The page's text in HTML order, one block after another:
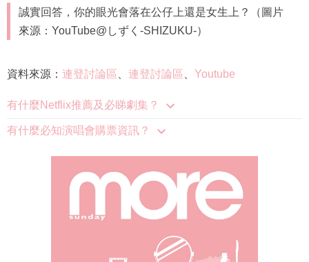
誠實回答，你的眼光會落在公仔上還是女生上？（圖片
來源：YouTube@しずく-SHIZUKU-）
資料來源： 連登討論區 連登討論區 Youtube
有什麼Netflix推薦及必睇劇集？
有什麼必知演唱會購票資訊？